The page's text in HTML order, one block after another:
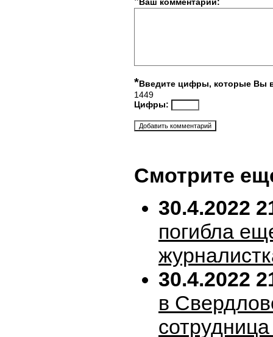
*Введите цифры, которые Вы
1449
Цифры:
Смотрите
30.4.2022
погибла
30.4.2022
в